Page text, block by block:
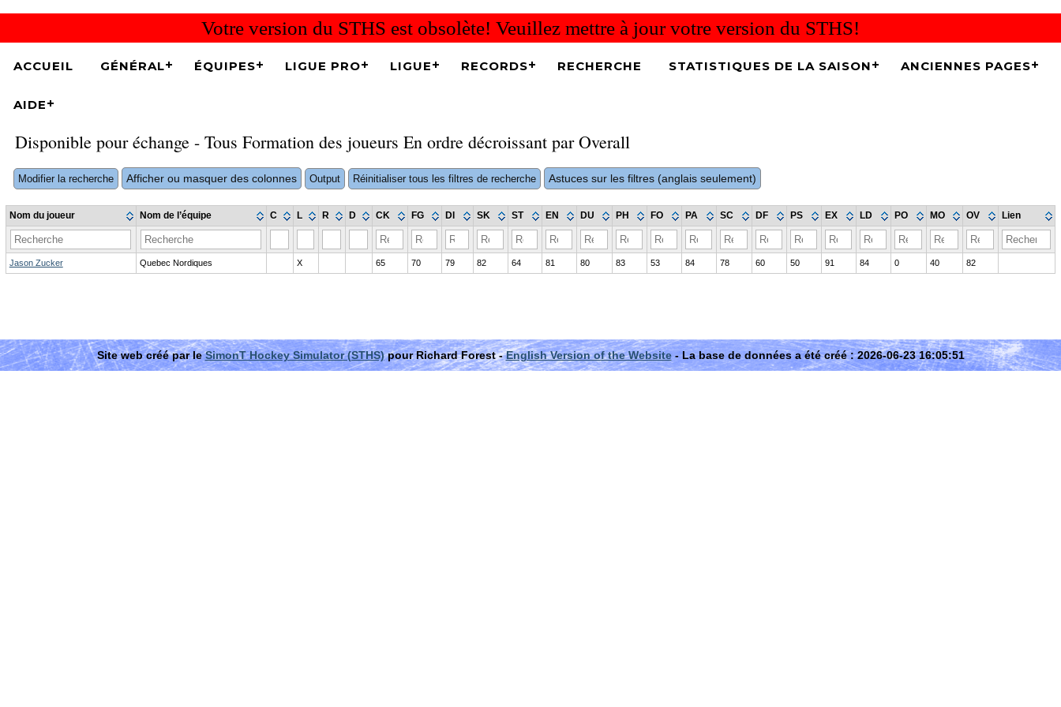
Votre version du STHS est obsolète! Veuillez mettre à jour votre version du STHS!
ACCUEIL GÉNÉRAL ÉQUIPES LIGUE PRO LIGUE RECORDS RECHERCHE STATISTIQUES DE LA SAISON ANCIENNES PAGES
AIDE
Disponible pour échange - Tous Formation des joueurs En ordre décroissant par Overall
Modifier la recherche Afficher ou masquer des colonnes Output Réinitialiser tous les filtres de recherche Astuces sur les filtres (anglais seulement)
Nom du joueur Nom de l’équipe C L R D CK FG DI SK ST EN DU PH FO PA SC DF PS EX LD PO MO OV Lien
Jason Zucker Quebec Nordiques X 65 70 79 82 64 81 80 83 53 84 78 60 50 91 84 0 40 82
Site web créé par leSimonT Hockey Simulator (STHS)pour Richard Forest -English Version of the Website- La base de données a été créé : 2026-06-23 16:05:51